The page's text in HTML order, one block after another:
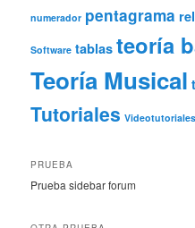
numerador pentagrama
Software tablas teoría
Teoría Musical
Tutoriales Videotutoriales
PRUEBA
Prueba sidebar forum